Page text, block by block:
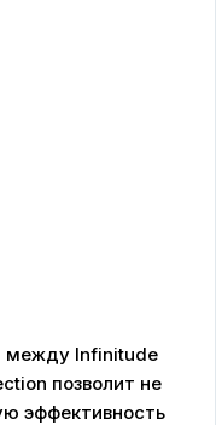
между Infinitude
позволит не
эффективность